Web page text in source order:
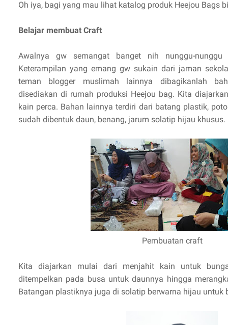
Oh iya, bagi yang mau lihat katalog produk Heejou Bags
Belajar membuat Craft
Awalnya gw semangat banget nih nunggu-
Keterampilan yang emang gw sukain dari jaman
teman blogger muslimah lainnya dibagikanlah
disediakan di rumah produksi Heejou bag. Kita
kain perca. Bahan lainnya terdiri dari batang plastik,
sudah dibentuk daun, benang, jarum solatip hijau khusus.
Pembuatan craft
Kita diajarkan mulai dari menjahit kain untuk
ditempelkan pada busa untuk daunnya hingga
Batangan plastiknya juga di solatip berwarna hijau untuk